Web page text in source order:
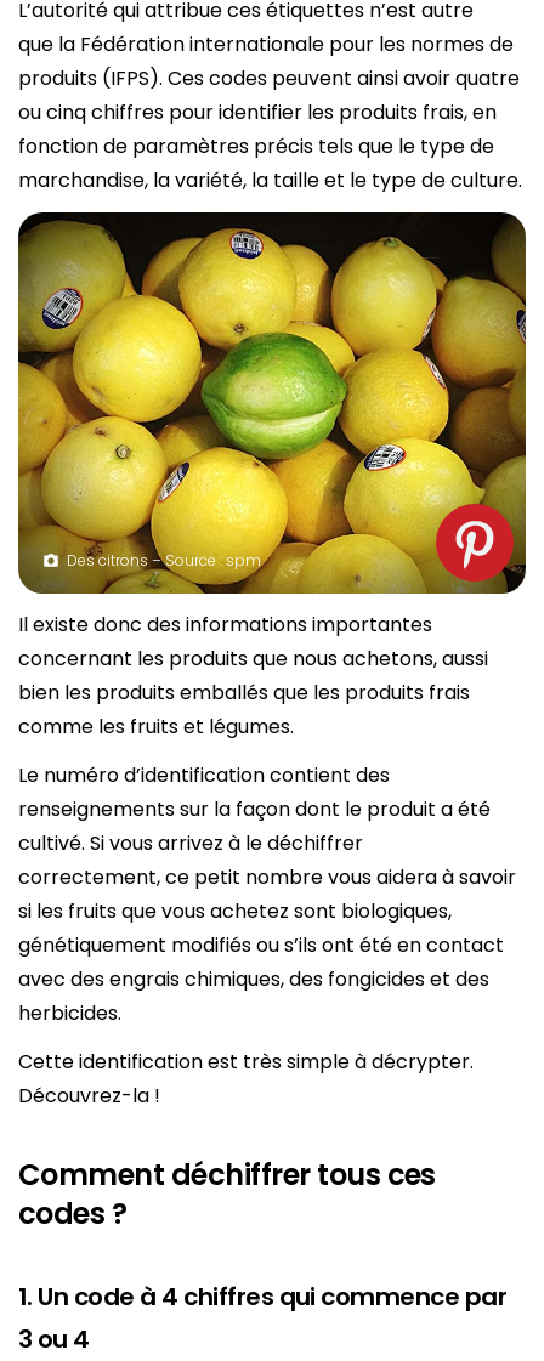
L’autorité qui attribue ces étiquettes n’est autre
que la Fédération internationale pour les normes de
produits (IFPS). Ces codes peuvent ainsi avoir quatre
ou cinq chiffres pour identifier les produits frais, en
fonction de paramètres précis tels que le type de
marchandise, la variété, la taille et le type de culture.
Des citrons – Source : spm
Il existe donc des informations importantes
concernant les produits que nous achetons, aussi
bien les produits emballés que les produits frais
comme les fruits et légumes.
Le numéro d’identification contient des
renseignements sur la façon dont le produit a été
cultivé. Si vous arrivez à le déchiffrer
correctement, ce petit nombre vous aidera à savoir
si les fruits que vous achetez sont biologiques,
génétiquement modifiés ou s’ils ont été en contact
avec des engrais chimiques, des fongicides et des
herbicides.
Cette identification est très simple à décrypter.
Découvrez-la !
Comment déchiffrer tous ces
codes ?
1. Un code à 4 chiffres qui commence par
3 ou 4